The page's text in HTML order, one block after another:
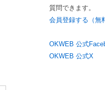
質問できます。
会員登録する（無
OKWEB 公式
OKWEB 公式X